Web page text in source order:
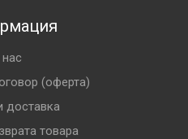
(оферта)
доставка
товара